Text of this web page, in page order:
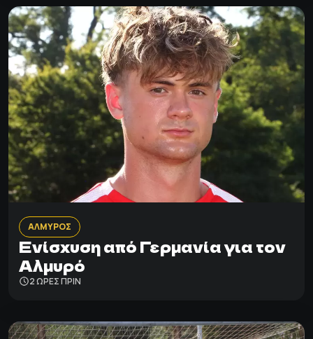
ΑΛΜΥΡΟΣ
Ενίσχυση από Γερμανία για τον
Αλμυρό
2 ΩΡΕΣ ΠΡΙΝ